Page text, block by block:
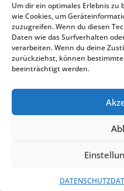
Um dir ein optimales Erlebnis
wie Cookies, um
zuzugreifen. Wenn du diesen
Daten wie das Surfverhalten
verarbeiten. Wenn du deine
zurückziehst, können
beeinträchtigt werden.
DATENSCHUTZ
Datenschutz
Created